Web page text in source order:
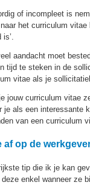
of incompleet is
het curriculum
aandacht moet
tijd te steken in de
vitae als je
jouw curriculum vitae
je als een interessante
van een curriculum
af op de
tip die ik je kan
enkel wanneer ze